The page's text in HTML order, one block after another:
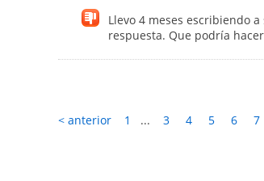
Llevo 4 meses escribiendo
respuesta. Que podría
< anterior 1 ... 3 4 5 6 7